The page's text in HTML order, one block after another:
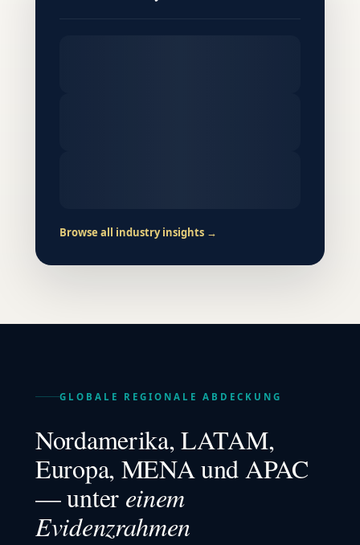
Browse all industry insights →
GLOBALE REGIONALE ABDECKUNG
Nordamerika, LATAM,
Europa, MENA und APAC
— unter einem
Evidenzrahmen